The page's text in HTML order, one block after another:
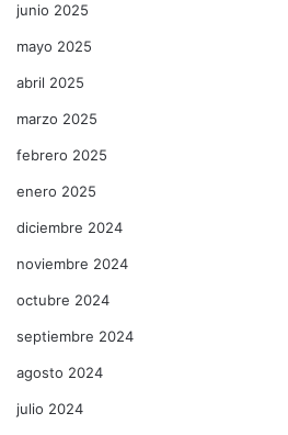
junio 2025
mayo 2025
abril 2025
marzo 2025
febrero 2025
enero 2025
diciembre 2024
noviembre 2024
octubre 2024
septiembre 2024
agosto 2024
julio 2024